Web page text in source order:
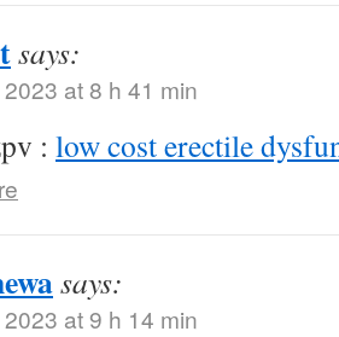
says:
at 8 h 41 min
: low cost erectile
says:
at 9 h 14 min